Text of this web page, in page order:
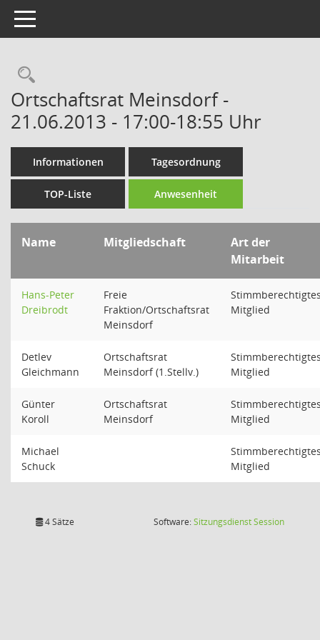
Toggle navigation
Rechercheauswahl
Ortschaftsrat Meinsdorf -
21.06.2013 - 17:00-18:55 Uhr
Informationen Tagesordnung
TOP-Liste Anwesenheit
Name Mitgliedschaft
Art der
Mitarbeit
Hans-Peter
Dreibrodt
Freie
Fraktion/Ortschaftsrat
Meinsdorf
Mitglied
Detlev
Gleichmann
Ortschaftsrat
Meinsdorf (1.Stellv.)
Mitglied
Günter
Koroll
Ortschaftsrat
Meinsdorf
Mitglied
Michael
Schuck
Mitglied
4 Sätze Software:SitzungsdienstSession(Wird in